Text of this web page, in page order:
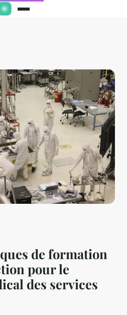
de formation
pour le
des services